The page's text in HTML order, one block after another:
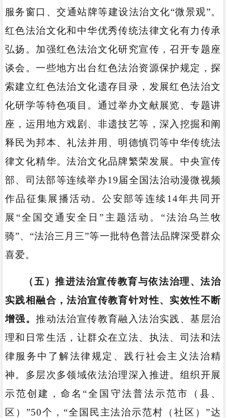
服务窗口、交通站牌等建设法治文化“微景观”。
红色法治文化和中华优秀传统法律文化有力传承
弘扬。加强红色法治文化研究宣传，召开专题座
谈会。一些地方出台红色法治资源保护规定，探
索建立红色法治文化遗存目录，发展红色法治文
化研学等特色项目。通过举办文献展览、专题讲
座，运用地方戏剧、非遗技艺等，深入挖掘和阐
释民为邦本、礼法并用、明德慎罚等中华传统法
律文化精华。法治文化品牌繁荣发展。中央宣传
部、司法部等连续举办19届全国法治动漫微视频
作品征集展播活动。公安部等连续14年共同开
展“全国交通安全日”主题活动。“法治乌兰牧
骑”、“法治三月三”等一批特色普法品牌深受群众
喜爱。
（五）推进法治宣传教育与依法治理、法治
实践相融合，法治宣传教育针对性、实效性不断
增强。推动法治宣传教育融入法治实践、基层治
理和日常生活，让群众在立法、执法、司法和法
律服务中了解法律规定、践行社会主义法治精
神。多层次多领域依法治理深入推进。组织开展
示范创建，命名“全国守法普法示范市（县、
区）”50个，“全国民主法治示范村（社区）”达